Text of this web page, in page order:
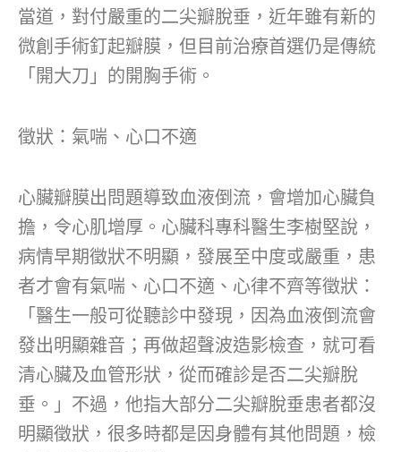
當道，對付嚴重的二尖瓣脫垂，近年雖有新的
微創手術釘起瓣膜，但目前治療首選仍是傳統
「開大刀」的開胸手術。
徵狀：氣喘、心口不適
心臟瓣膜出問題導致血液倒流，會增加心臟負
擔，令心肌增厚。心臟科專科醫生李樹堅說，
病情早期徵狀不明顯，發展至中度或嚴重，患
者才會有氣喘、心口不適、心律不齊等徵狀：
「醫生一般可從聽診中發現，因為血液倒流會
發出明顯雜音；再做超聲波造影檢查，就可看
清心臟及血管形狀，從而確診是否二尖瓣脫
垂。」不過，他指大部分二尖瓣脫垂患者都沒
明顯徵狀，很多時都是因身體有其他問題，檢